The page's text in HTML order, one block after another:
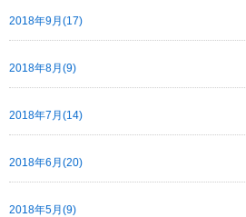
2018年9月(17)
2018年8月(9)
2018年7月(14)
2018年6月(20)
2018年5月(9)